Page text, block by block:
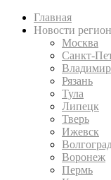
Главная
Новости
Москва
Санкт-
Владимир
Рязань
Тула
Липецк
Тверь
Ижевск
Воронеж
Пермь